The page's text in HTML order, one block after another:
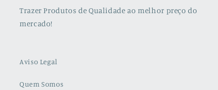
Trazer Produtos de Qualidade ao melhor preço do
mercado!
Aviso Legal
Quem Somos